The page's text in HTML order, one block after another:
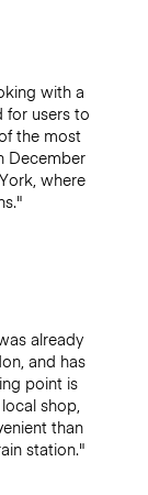
with a
for users to
the most
December
where
already
and has
point is
shop,
than
station."